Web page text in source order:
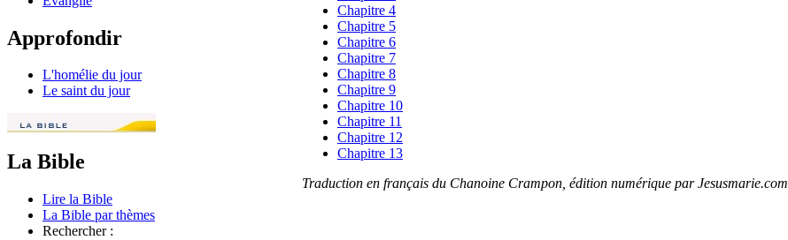
Approfondir
L'homélie du jour
Le saint du jour
La Bible
Lire la Bible
La Bible par thèmes
Rechercher :
Chapitre 4
Chapitre 5
Chapitre 6
Chapitre 7
Chapitre 8
Chapitre 9
Chapitre 10
Chapitre 11
Chapitre 12
Chapitre 13
Traduction en français du Chanoine Crampon, édition numérique par Jesusmarie.com